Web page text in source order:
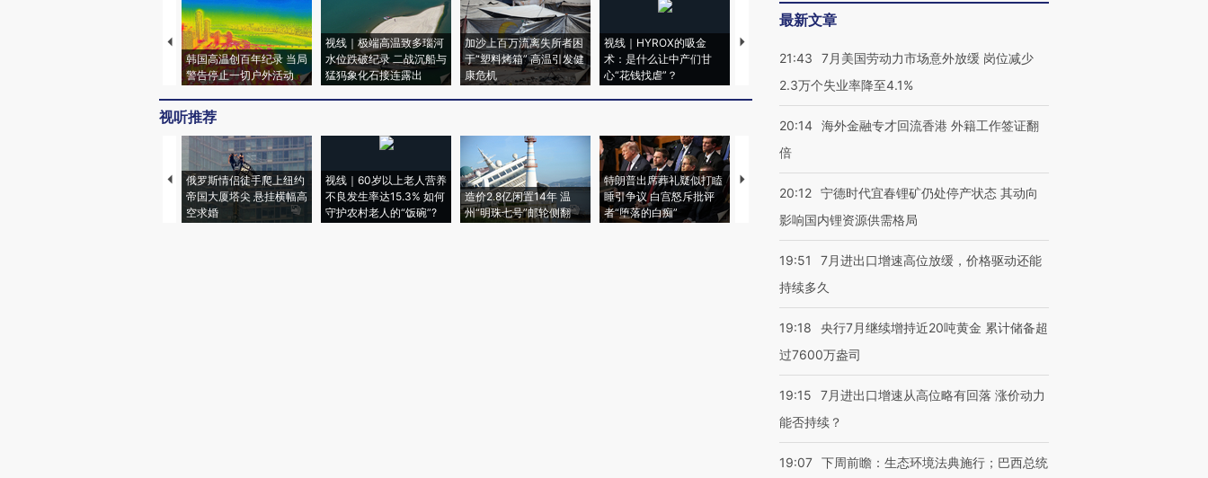
韩国高温创百年纪录 当局
警告停止一切户外活动
视线｜极端高温致多瑙河
水位跌破纪录 二战沉船与
猛犸象化石接连露出
加沙上百万流离失所者困
于“塑料烤箱” 高温引发健
康危机
视线｜HYROX的吸金
术：是什么让中产们甘
心“花钱找虐”？
马航飞行员跨国走私7万
粒摇头丸 尿检体内含3种
度Z世代 用街头抗争将教
机”？难民潮撕裂西班牙
视听推荐
俄罗斯情侣徒手爬上纽约
帝国大厦塔尖 悬挂横幅高
空求婚
视线｜60岁以上老人营养
不良发生率达15.3% 如何
守护农村老人的“饭碗”?
造价2.8亿闲置14年 温
州“明珠七号”邮轮侧翻
特朗普出席葬礼疑似打瞌
睡引争议 白宫怒斥批评
者“堕落的白痴”
视线｜全球最热百城独占
97个 印度如何熬过48°C
38岁梅西上演帽子戏法
阿根廷3-0阿尔及利亚
韩国高温创百年纪录 当局
最新文章
21:43
7月美国劳动力市场意外放缓 岗位减少
2.3万个失业率降至4.1%
20:14 海外金融专才回流香港 外籍工作签证翻
倍
20:12 宁德时代宜春锂矿仍处停产状态 其动向
影响国内锂资源供需格局
19:51
7月进出口增速高位放缓，价格驱动还能
持续多久
19:18
央行7月继续增持近20吨黄金 累计储备超
过7600万盎司
19:15
7月进出口增速从高位略有回落 涨价动力
能否持续？
19:07 下周前瞻：生态环境法典施行；巴西总统